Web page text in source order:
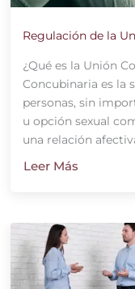
Regulación de la
¿Qué es la Unión
Concubinaria es la
personas, sin
u opción sexual
una relación
Leer Más